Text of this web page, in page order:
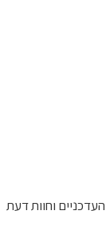
וחוות דעת